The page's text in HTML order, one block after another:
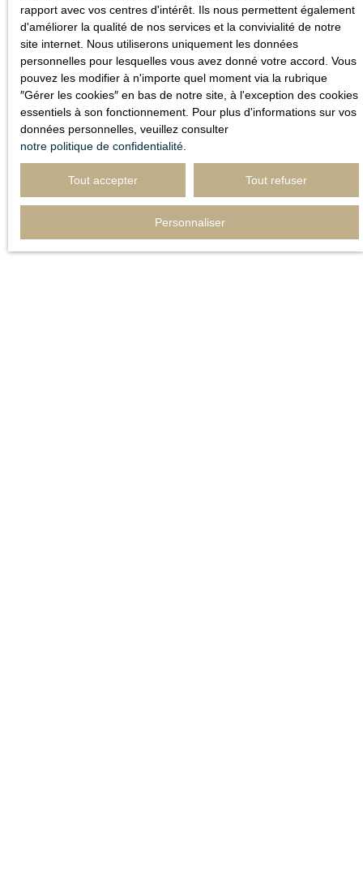
Besoin de connaître la valeur du bien dont vous êtes
propriétaire ? Nous réalisons cette évaluation pour vous,
dans les règles de l'art, avec dossier complet.
Bénéficiez d'unprix de référence pour la future vente de
votre appartement ou maison en Seine-Maritime.
Adresse de votre bien
rapport avec vos centres d'intérêt. Ils nous permettent également
d'améliorer la qualité de nos services et la convivialité de notre
site internet. Nous utiliserons uniquement les données
personnelles pour lesquelles vous avez donné votre accord. Vous
pouvez les modifier à n'importe quel moment via la rubrique
″Gérer les cookies″ en bas de notre site, à l'exception des cookies
essentiels à son fonctionnement. Pour plus d'informations sur vos
données personnelles, veuillez consulter
notre politique de confidentialité
Tout accepter Tout refuser
Personnaliser